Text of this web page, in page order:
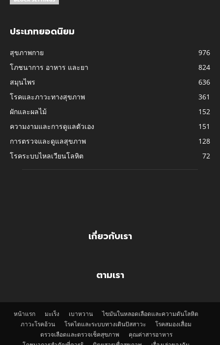
ประเภทยอดนิยม
สุขภาพกาย
976
โภชนาการ อาหาร และยา
824
สมุนไพร
636
โรคและภาวะทางสุขภาพ
361
ผักและผลไม้
152
ความงามและการดูแลตัวเอง
151
การตรวจและดูแลสุขภาพ
128
โรคระบบไหลเวียนโลหิต
72
เกี่ยวกับเรา
ตามเรา
หน้าแรก มะเร็ง เบาหวาน
ไขมันในหลอดเลือดและความดันโลหิต
ภาวะโรคอ้วน
โรคไตและระบบทางเดินปัสสาวะ
โรคสมองเสื่อม
ตรวจเลือดและตรวจเช็คสุขภาพ
คุณค่าสารอาหาร